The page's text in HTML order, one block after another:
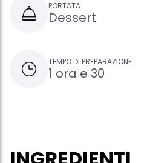
PORTATA
Dessert
TEMPO DI PREPARAZIONE
1 ora e 30